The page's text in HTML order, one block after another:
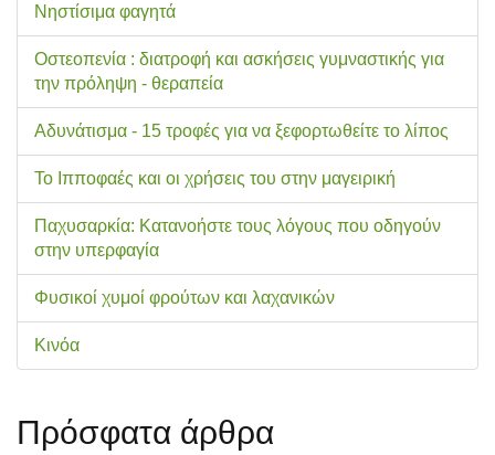
Νηστίσιμα φαγητά
Οστεοπενία : διατροφή και ασκήσεις γυμναστικής για
την πρόληψη - θεραπεία
Αδυνάτισμα - 15 τροφές για να ξεφορτωθείτε το λίπος
Το Ιπποφαές και οι χρήσεις του στην μαγειρική
Παχυσαρκία: Κατανοήστε τους λόγους που οδηγούν
στην υπερφαγία
Φυσικοί χυμοί φρούτων και λαχανικών
Κινόα
Πρόσφατα άρθρα